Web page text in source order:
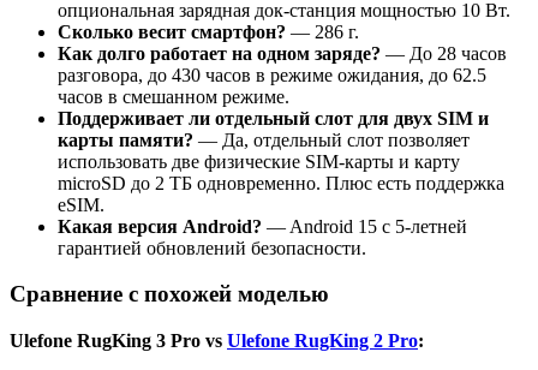
опциональная зарядная док-станция мощностью 10 Вт.
Сколько весит смартфон? — 286 г.
Как долго работает на одном заряде? — До 28 часов
разговора, до 430 часов в режиме ожидания, до 62.5
часов в смешанном режиме.
Поддерживает ли отдельный слот для двух SIM и
карты памяти? — Да, отдельный слот позволяет
использовать две физические SIM-карты и карту
microSD до 2 ТБ одновременно. Плюс есть поддержка
eSIM.
Какая версия Android? — Android 15 с 5-летней
гарантией обновлений безопасности.
Сравнение с похожей моделью
Ulefone RugKing 3 Pro vs Ulefone RugKing 2 Pro: